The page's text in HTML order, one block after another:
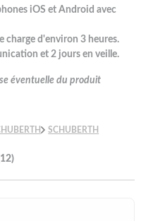
iOS et Android avec
charge d'environ 3 heures.
et 2 jours en veille.
éventuelle du produit
SCHUBERTH